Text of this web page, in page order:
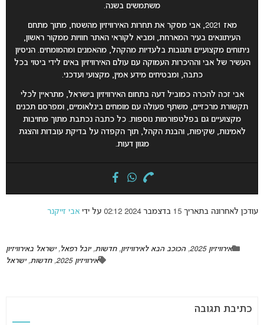
משתמשים בשנה.
מאז 2021, אבי מסקר את תחרות האירוויזיון מהשטח, מתוך מתחם
העיתונאים בעיר המארחת, ומביא לקוראי האתר חוויות ממקור ראשון,
ניתוחים מקצועיים ותגובות בלעדיות מהקהל, מהאמנים ומהמומחים. הניסיון
העשיר של אבי וההיכרות העמוקה עם עולם האירוויזיון באים לידי ביטוי בכל
כתבה, ומבטיחים מידע אמין, מקצועי ועדכני.
אבי זכה להכרה כמוביל דעה בתחום האירוויזיון בישראל, מתראיין לכלי
תקשורת מרכזיים, משתף פעולה עם מומחים בינלאומיים, ומפרסם תכנים
מקצועיים גם בפלטפורמות נוספות. כל כתבה נכתבת מתוך מחויבות
לאמינות, שקיפות, והבנת הקהל, תוך הקפדה על בדיקת עובדות והצגת
מגוון דעות.
עודכן לאחרונה בתאריך 15 בדצמבר 2024 02:12 על ידי אבי זייקנר
אירוויזיון 2025 , הכוכב הבא לאירוויזיון, חדשות, יובל רפאל, ישראל באירוויזיון
אירוויזיון 2025
, חדשות, ישראל
כתיבת תגובה